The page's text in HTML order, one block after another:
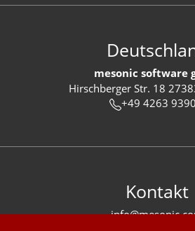
mesonic software
Hirschberger Str. 18
+49 4263
Kontakt